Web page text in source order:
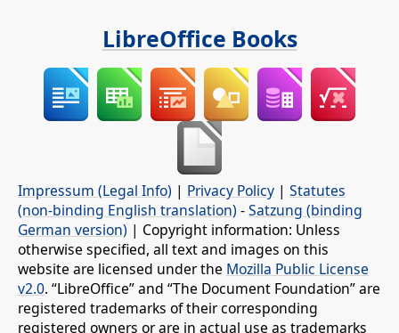
LibreOffice Books
Impressum (Legal Info) | Privacy Policy | Statutes
(non-binding English translation) -Satzung (binding
German version) | Copyright information: Unless
otherwise specified, all text and images on this
website are licensed under the Mozilla Public License
v2.0. “LibreOffice” and “The Document Foundation” are
registered trademarks of their corresponding
registered owners or are in actual use as trademarks